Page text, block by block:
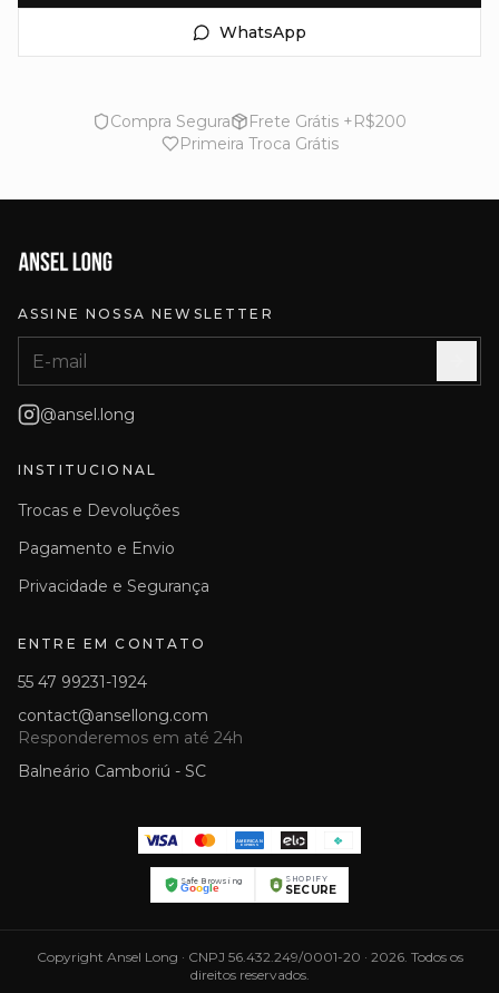
WhatsApp
Compra Segura
Frete Grátis +R$200
Primeira Troca Grátis
ASSINE NOSSA NEWSLETTER
@ansel.long
INSTITUCIONAL
Trocas e Devoluções
Pagamento e Envio
Privacidade e Segurança
ENTRE EM CONTATO
55 47 99231-1924
contact@ansellong.com
Responderemos em até 24h
Balneário Camboriú - SC
AMERICAN
EXPRESS
Safe Browsing
Google
SHOPIFY
SECURE
Copyright Ansel Long · CNPJ 56.432.249/0001-20 · 2026. Todos os
direitos reservados.